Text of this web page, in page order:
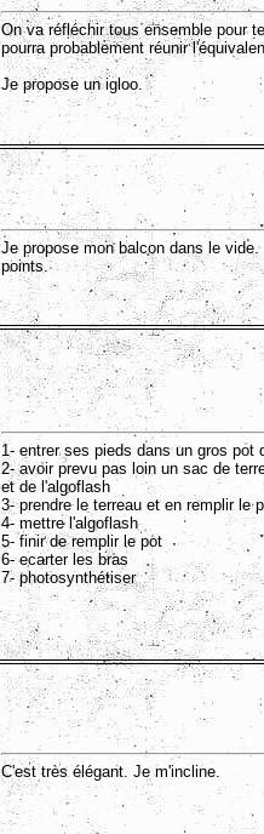
On va réfléchir tous ensemble pour
pourra probablement réunir
Je propose un igloo.
Je propose mon balcon dans le
points.
1- entrer ses pieds dans un gros pot
2- avoir prevu pas loin un sac de
et de l'algoflash
3- prendre le terreau et en remplir le
4- mettre l'algoflash
5- finir de remplir le pot
6- ecarter les bras
7- photosynthétiser
C'est très élégant. Je m'incline.